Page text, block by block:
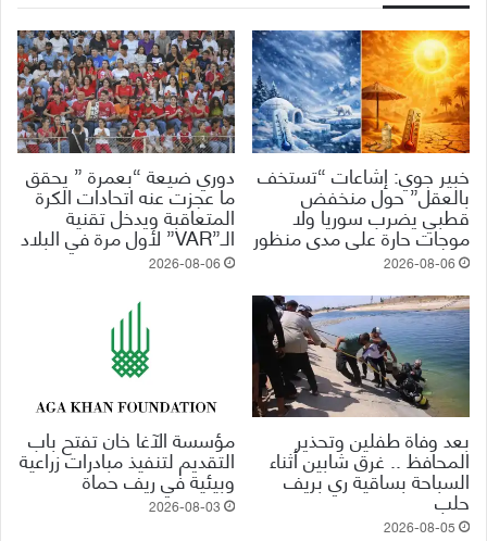
خبير جوي: إشاعات “تستخف
بالعقل” حول منخفض
قطبي يضرب سوريا ولا
موجات حارة على مدى منظور
2026-08-06
دوري ضيعة “بعمرة ” يحقق
ما عجزت عنه اتحادات الكرة
المتعاقبة ويدخل تقنية
الـ”VAR” لأول مرة في البلاد
2026-08-06
بعد وفاة طفلين وتحذير
المحافظ .. غرق شابين أثناء
السباحة بساقية ري بريف
حلب
2026-08-05
مؤسسة الآغا خان تفتح باب
التقديم لتنفيذ مبادرات زراعية
وبيئية في ريف حماة
2026-08-03